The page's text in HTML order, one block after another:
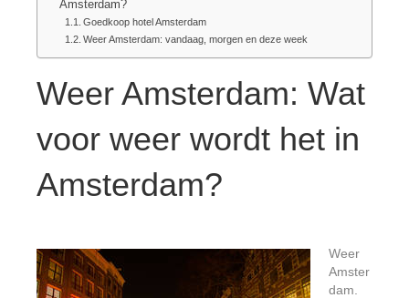
Amsterdam?
Goedkoop hotel Amsterdam
Weer Amsterdam: vandaag, morgen en deze week
Weer Amsterdam: Wat
voor weer wordt het in
Amsterdam?
Weer
Amster
dam.